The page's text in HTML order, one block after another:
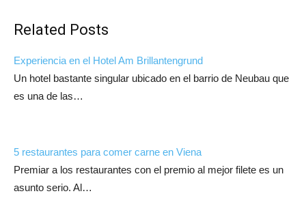
Related Posts
Experiencia en el Hotel Am Brillantengrund
Un hotel bastante singular ubicado en el barrio de Neubau que
es una de las…
5 restaurantes para comer carne en Viena
Premiar a los restaurantes con el premio al mejor filete es un
asunto serio. Al…